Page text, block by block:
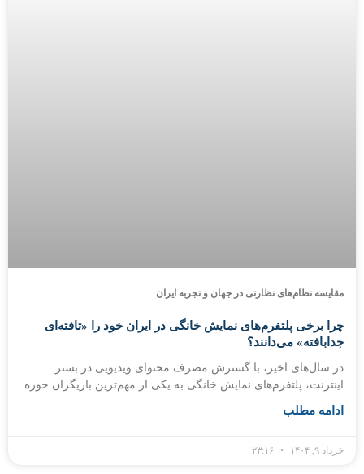
مقایسه نظام‌های نظارتی در جهان و تجربه ایران
چرا برخی پلتفرم‌های نمایش خانگی در ایران خود را «تافته‌ای
جدابافته» می‌دانند؟
در سال‌های اخیر، با گسترش مصرف محتوای ویدیویی در بستر
اینترنت، پلتفرم‌های نمایش خانگی به یکی از مهم‌ترین بازیگران حوزه
ادامه مطلب
خرداد ۹, ۱۴۰۴